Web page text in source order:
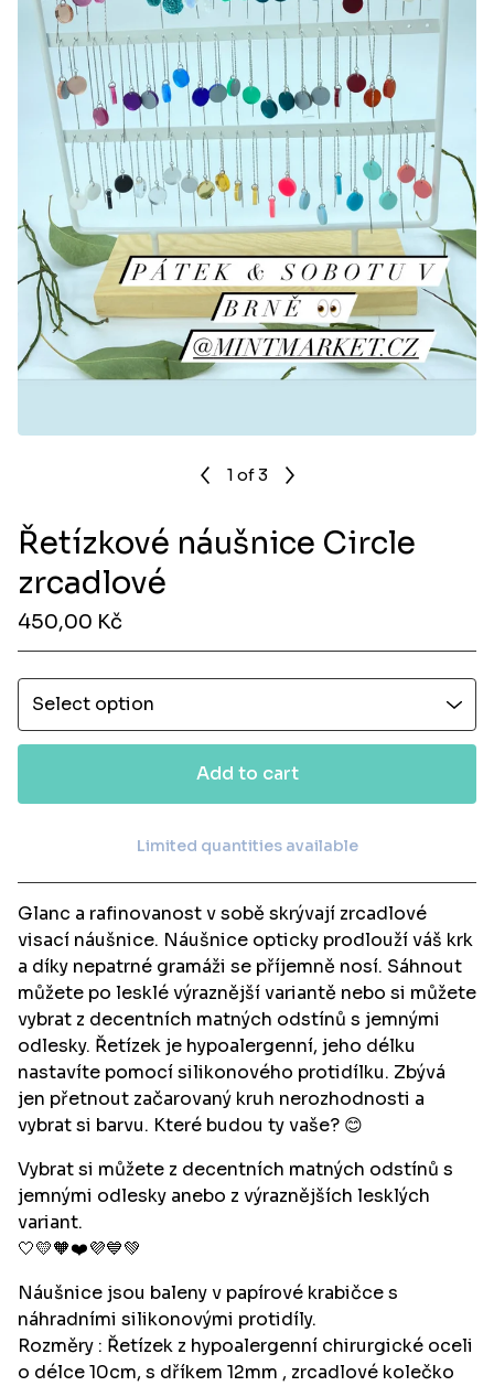
1 of 3
Řetízkové náušnice Circle
zrcadlové
450,00 Kč
Add to cart
View cart
Limited quantities available
Glanc a rafinovanost v sobě skrývají zrcadlové
visací náušnice. Náušnice opticky prodlouží váš krk
a díky nepatrné gramáži se příjemně nosí. Sáhnout
můžete po lesklé výraznější variantě nebo si můžete
vybrat z decentních matných odstínů s jemnými
odlesky. Řetízek je hypoalergenní, jeho délku
nastavíte pomocí silikonového protidílku. Zbývá
jen přetnout začarovaný kruh nerozhodnosti a
vybrat si barvu. Které budou ty vaše? 😊
Vybrat si můžete z decentních matných odstínů s
jemnými odlesky anebo z výraznějších lesklých
variant.
🤍💛🧡❤️💜💙💚
Náušnice jsou baleny v papírové krabičce s
náhradními silikonovými protidíly.
Rozměry : Řetízek z hypoalergenní chirurgické oceli
o délce 10cm, s dříkem 12mm , zrcadlové kolečko